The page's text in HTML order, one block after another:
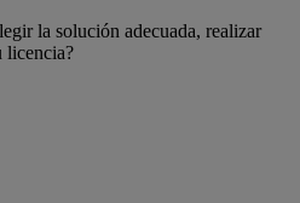
la solución adecuada, realizar
licencia?